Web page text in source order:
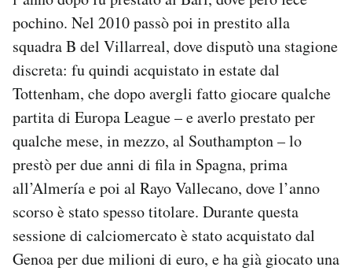
pochino. Nel 2010 passò poi in prestito alla
squadra B del Villarreal, dove disputò una stagione
discreta: fu quindi acquistato in estate dal
Tottenham, che dopo avergli fatto giocare qualche
partita di Europa League – e averlo prestato per
qualche mese, in mezzo, al Southampton – lo
prestò per due anni di fila in Spagna, prima
all’Almería e poi al Rayo Vallecano, dove l’anno
scorso è stato spesso titolare. Durante questa
sessione di calciomercato è stato acquistato dal
Genoa per due milioni di euro, e ha già giocato una